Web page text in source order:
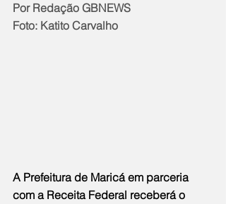
Por Redação GBNEWS
Foto: Katito Carvalho
A Prefeitura de Maricá em parceria
com a Receita Federal receberá o